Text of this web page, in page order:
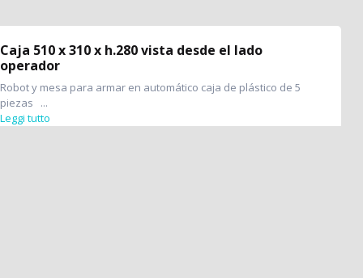
Caja 510 x 310 x h.280 vista desde el lado
operador
Robot y mesa para armar en automático caja de plástico de 5
piezas ...
Leggi tutto